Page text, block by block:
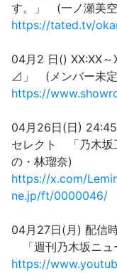
す。」 (一ノ瀬美空
https://tated.tv/
04月2 日() XX:XX
⊿」 (メンバー未
https://
04月26日(日)
セレクト 「乃木
の・林瑠奈)
https://x.com/
ne.jp/ft/0000046/
04月27日(月) 配信
「週刊乃木坂ニ
https://